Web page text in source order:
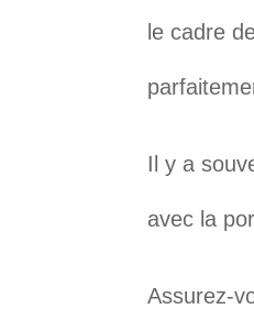
le cadre
Il y a
avec la
Assurez-